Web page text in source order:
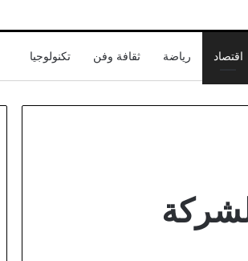
اقتصاد رياضة ثقافة وفن تكنولوجيا
أبوظبي
تسلط